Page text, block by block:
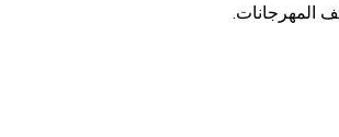
المهرجانات.